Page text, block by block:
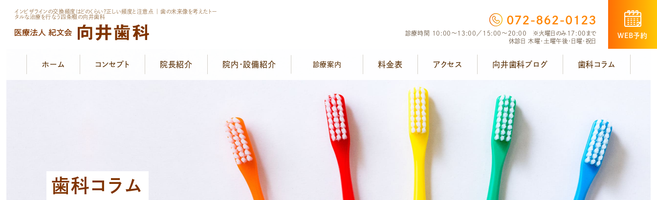
インビザラインの交換頻度はどのくらい?正しい頻度と注意点 ｜ 歯の未来像を考えたトー
タルな治療を行なう四条畷の向井歯科
072-862-0123
診療時間 10:00～13:00／15:00～20:00 ※火曜日のみ17:00まで
休診日 木曜・土曜午後・日曜・祝日
WEB予約
ホーム コンセプト 院長紹介 院内・設備紹介 診療案内 料金表 アクセス 向井歯科ブログ 歯科コラム
歯科コラム